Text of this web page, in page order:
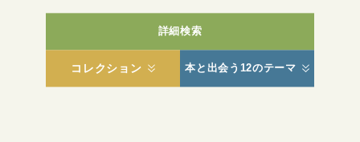
詳細検索
コレクション 本と出会う12のテーマ